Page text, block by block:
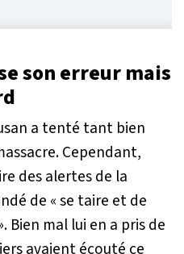
son erreur mais
a tenté tant bien
Cependant,
des alertes de la
de «se taire et de
Bien mal lui en a pris de
avaient écouté ce